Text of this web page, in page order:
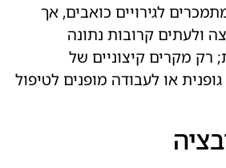
לגירויים כואבים, אך
ולעתים קרובות נתונה
רק מקרים קיצוניים של
או לעבודה מופנים לטיפול